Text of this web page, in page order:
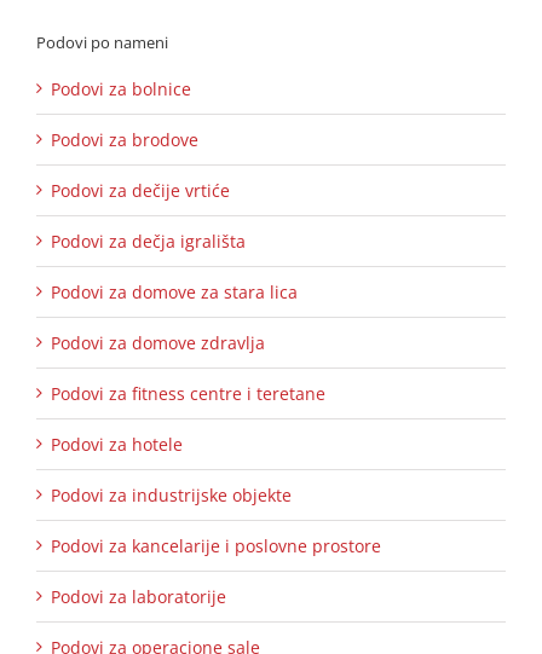
Podovi po nameni
Podovi za bolnice
Podovi za brodove
Podovi za dečije vrtiće
Podovi za dečja igrališta
Podovi za domove za stara lica
Podovi za domove zdravlja
Podovi za fitness centre i teretane
Podovi za hotele
Podovi za industrijske objekte
Podovi za kancelarije i poslovne prostore
Podovi za laboratorije
Podovi za operacione sale